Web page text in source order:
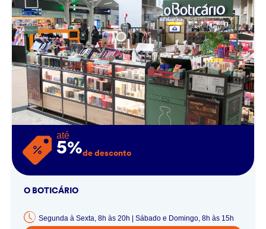
até
5%de desconto
O BOTICÁRIO
Segunda à Sexta, 8h às 20h | Sábado e Domingo, 8h às 15h